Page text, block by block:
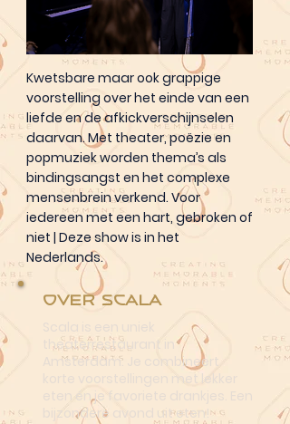
Kwetsbare maar ook grappige
voorstelling over het einde van een
liefde en de afkickverschijnselen
daarvan. Met theater, poëzie en
popmuziek worden thema’s als
bindingsangst en het complexe
mensenbrein verkend. Voor
iedereen met een hart, gebroken of
niet | Deze show is in het
Nederlands.
Over Scala
theaterrestaurant in
Amsterdam. Je combineert
korte voorstellingen met lekker
eten én je favoriete drankjes. Een
bijzondere avond uit eten!